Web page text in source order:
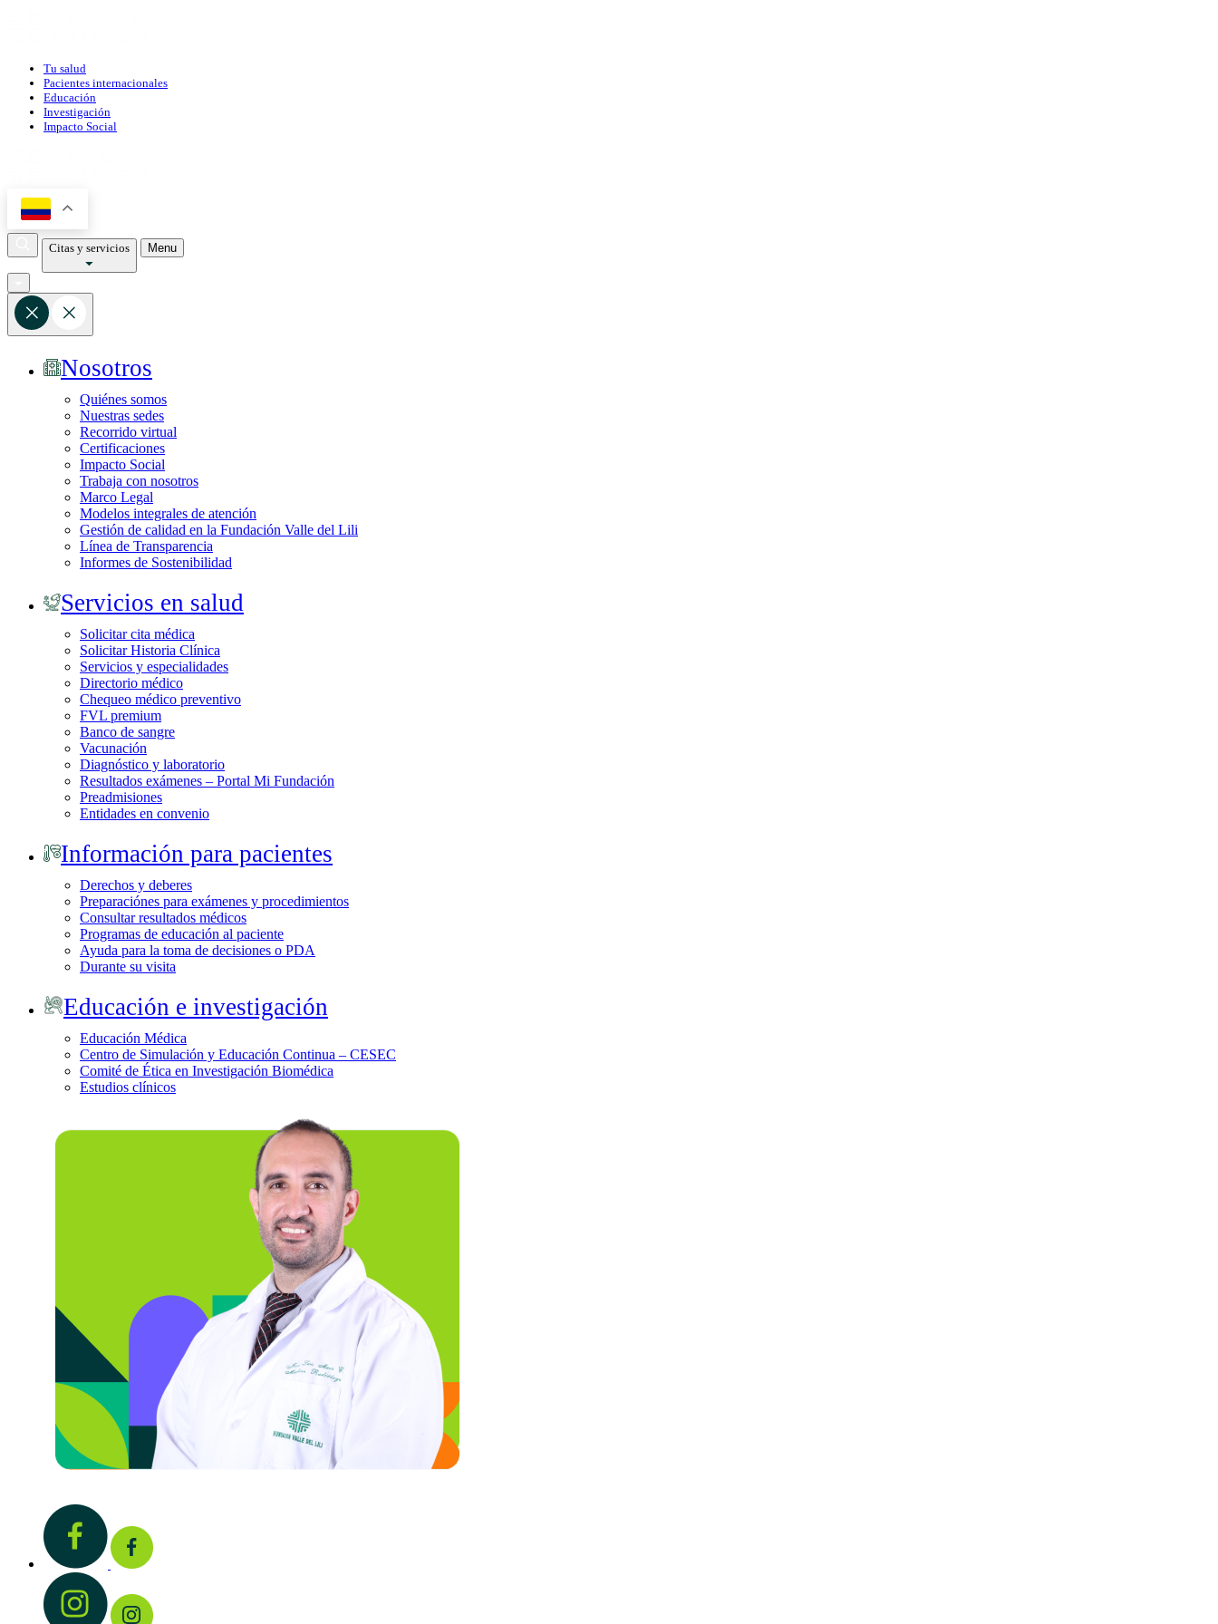
Tu salud
Pacientes internacionales
Educación
Investigación
Impacto Social
Citas y servicios Menu
Nosotros
Quiénes somos
Nuestras sedes
Recorrido virtual
Certificaciones
Impacto Social
Trabaja con nosotros
Marco Legal
Modelos integrales de atención
Gestión de calidad en la Fundación Valle del Lili
Línea de Transparencia
Informes de Sostenibilidad
Servicios en salud
Solicitar cita médica
Solicitar Historia Clínica
Servicios y especialidades
Directorio médico
Chequeo médico preventivo
FVL premium
Banco de sangre
Vacunación
Diagnóstico y laboratorio
Resultados exámenes – Portal Mi Fundación
Preadmisiones
Entidades en convenio
Información para pacientes
Derechos y deberes
Preparaciónes para exámenes y procedimientos
Consultar resultados médicos
Programas de educación al paciente
Ayuda para la toma de decisiones o PDA
Durante su visita
Educación e investigación
Educación Médica
Centro de Simulación y Educación Continua – CESEC
Comité de Ética en Investigación Biomédica
Estudios clínicos